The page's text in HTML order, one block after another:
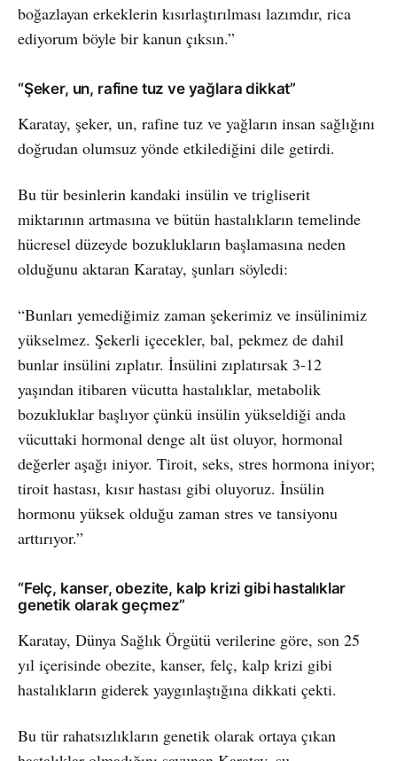
boğazlayan erkeklerin kısırlaştırılması lazımdır, rica
ediyorum böyle bir kanun çıksın.”
“Şeker, un, rafine tuz ve yağlara dikkat”
Karatay, şeker, un, rafine tuz ve yağların insan sağlığını
doğrudan olumsuz yönde etkilediğini dile getirdi.
Bu tür besinlerin kandaki insülin ve trigliserit
miktarının artmasına ve bütün hastalıkların temelinde
hücresel düzeyde bozuklukların başlamasına neden
olduğunu aktaran Karatay, şunları söyledi:
“Bunları yemediğimiz zaman şekerimiz ve insülinimiz
yükselmez. Şekerli içecekler, bal, pekmez de dahil
bunlar insülini zıplatır. İnsülini zıplatırsak 3-12
yaşından itibaren vücutta hastalıklar, metabolik
bozukluklar başlıyor çünkü insülin yükseldiği anda
vücuttaki hormonal denge alt üst oluyor, hormonal
değerler aşağı iniyor. Tiroit, seks, stres hormona iniyor;
tiroit hastası, kısır hastası gibi oluyoruz. İnsülin
hormonu yüksek olduğu zaman stres ve tansiyonu
arttırıyor.”
“Felç, kanser, obezite, kalp krizi gibi hastalıklar
genetik olarak geçmez”
Karatay, Dünya Sağlık Örgütü verilerine göre, son 25
yıl içerisinde obezite, kanser, felç, kalp krizi gibi
hastalıkların giderek yaygınlaştığına dikkati çekti.
Bu tür rahatsızlıkların genetik olarak ortaya çıkan